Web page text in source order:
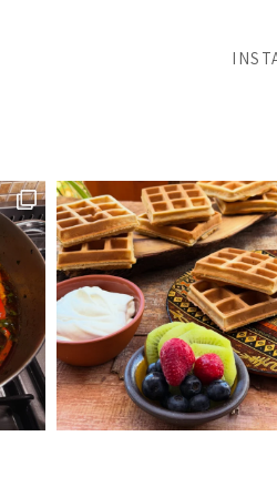
. סיר דגים עשיר בעשבי תיבו